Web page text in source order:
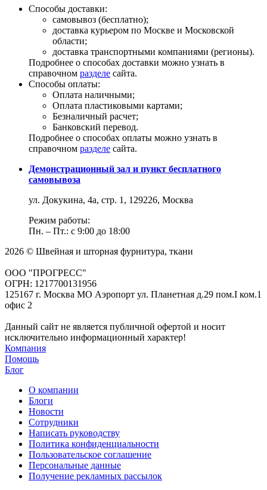
Способы доставки:
самовывоз (бесплатно);
доставка курьером по Москве и Московской
области;
доставка транспортными компаниями (регионы).
Подробнее о способах доставки можно узнать в
справочном разделе сайта.
Способы оплаты:
Оплата наличными;
Оплата пластиковыми картами;
Безналичный расчет;
Банковский перевод.
Подробнее о способах оплаты можно узнать в
справочном разделе сайта.
Демонстрационный зал и пункт бесплатного
самовывоза
ул. Докукина, 4а, стр. 1, 129226, Москва
Режим работы:
Пн. – Пт.: с 9:00 до 18:00
2026 © Швейная и шторная фурнитура, ткани
ООО "ПРОГРЕСС"
ОГРН: 1217700131956
125167 г. Москва МО Аэропорт ул. Планетная д.29 пом.I ком.1
офис 2
Данный сайт не является публичной офертой и носит
исключительно информационный характер!
Компания
Помощь
Блог
О компании
Блоги
Новости
Сотрудники
Написать руководству
Политика конфиденциальности
Пользовательское соглашение
Персональные данные
Получение рекламных рассылок